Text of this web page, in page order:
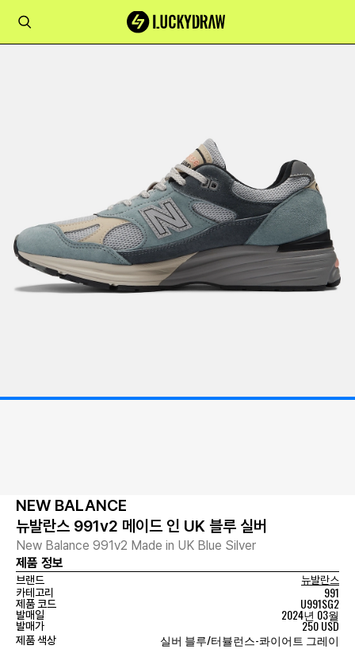
NEW BALANCE
뉴발란스 991v2 메이드 인 UK 블루 실버
New Balance 991v2 Made in UK Blue Silver
제품 정보
브랜드
뉴발란스
카테고리
991
제품 코드 U991SG2
발매일 2024년 03월
발매가 250 USD
제품 색상 실버 블루/터뷸런스-콰이어트 그레이